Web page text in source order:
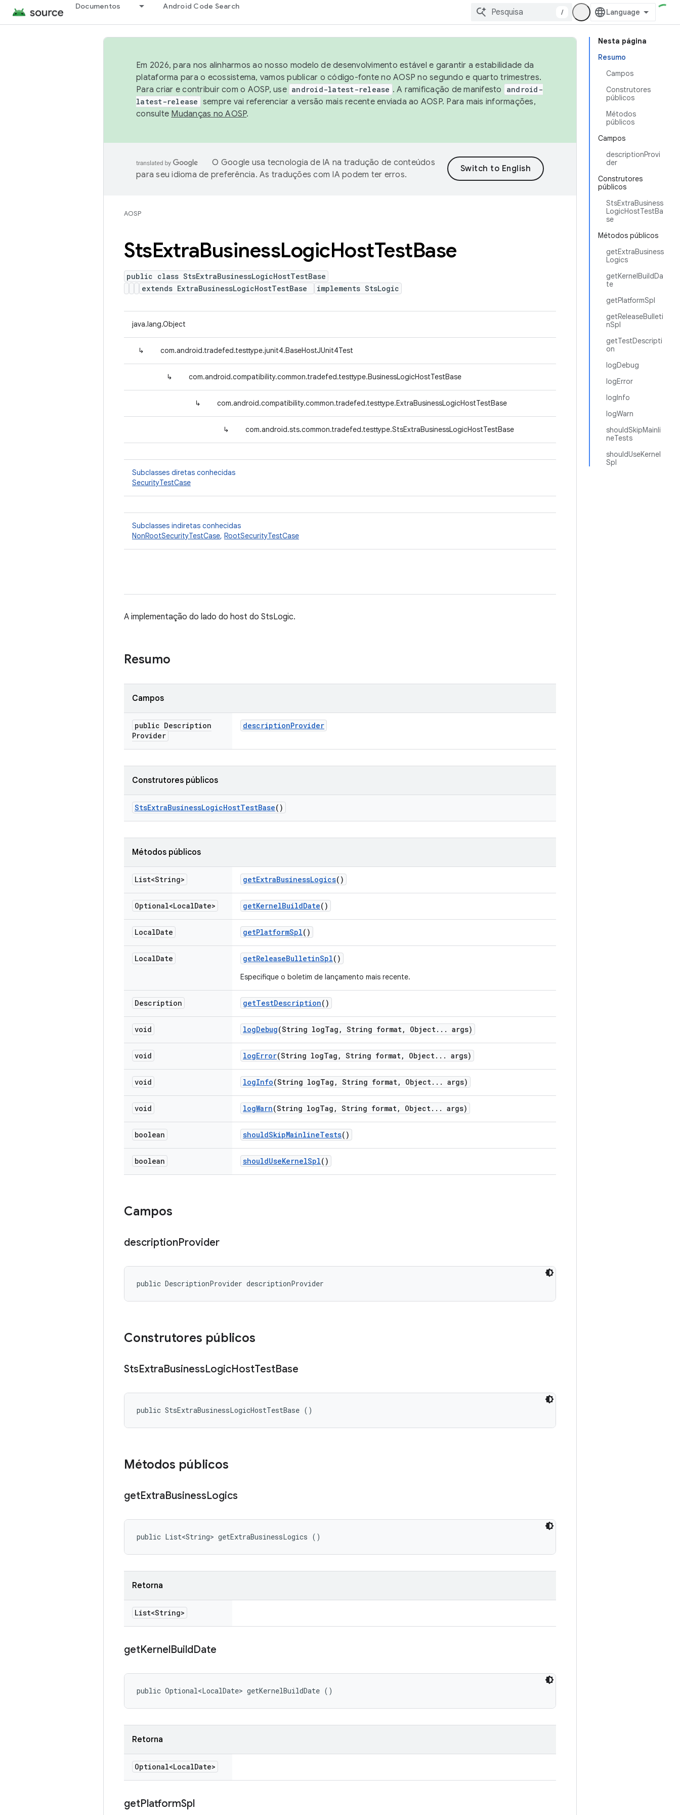
Documentos Android Code Search
/
Nesta página
Resumo
Campos
Construtores
públicos
Métodos
públicos
Campos
descriptionProvi
der
Construtores
públicos
StsExtraBusiness
LogicHostTestBa
se
Métodos públicos
getExtraBusiness
Logics
getKernelBuildDa
te
getPlatformSpl
getReleaseBulleti
nSpl
getTestDescripti
on
logDebug
logError
logInfo
logWarn
shouldSkipMainli
neTests
shouldUseKernel
Spl
Em 2026, para nos alinharmos ao nosso modelo de desenvolvimento estável e garantir a estabilidade da
plataforma para o ecossistema, vamos publicar o código-fonte no AOSP no segundo e quarto trimestres.
Para criar e contribuir com o AOSP, use android-latest-release . A ramificação de manifesto
android-
latest-release sempre vai referenciar a versão mais recente enviada ao AOSP. Para mais informações,
consulte Mudanças no AOSP.
O Google usa tecnologia de IA na tradução de conteúdos
para seu idioma de preferência. As traduções com IA podem ter erros.
AOSP
StsExtraBusinessLogicHostTestBase
public class StsExtraBusinessLogicHostTestBase
extends ExtraBusinessLogicHostTestBase
implements StsLogic
java.lang.Object
↳ com.android.tradefed.testtype.junit4.BaseHostJUnit4Test
↳ com.android.compatibility.common.tradefed.testtype.BusinessLogicHostTestBase
↳ com.android.compatibility.common.tradefed.testtype.ExtraBusinessLogicHostTestBase
↳ com.android.sts.common.tradefed.testtype.StsExtraBusinessLogicHostTestBase
Subclasses diretas conhecidas
SecurityTestCase
Subclasses indiretas conhecidas
NonRootSecurityTestCase, RootSecurityTestCase
A implementação do lado do host do StsLogic.
Resumo
Campos
public Description
Provider
descriptionProvider
Construtores públicos
StsExtraBusinessLogicHostTestBase()
Métodos públicos
List<String> getExtraBusinessLogics()
Optional<LocalDate> getKernelBuildDate()
LocalDate getPlatformSpl()
LocalDate getReleaseBulletinSpl()
Especifique o boletim de lançamento mais recente.
Description getTestDescription()
void logDebug(String logTag , String format, Object. . . args)
void logError(String logTag , String format, Object. . . args)
void logInfo(String logTag , String format, Object. . . args)
void logWarn(String logTag , String format, Object. . . args)
boolean shouldSkipMainlineTests()
boolean shouldUseKernelSpl()
Campos
descriptionProvider
public DescriptionProvider descriptionProvider
Construtores públicos
StsExtraBusinessLogicHostTestBase
public StsExtraBusinessLogicHostTestBase ()
Métodos públicos
getExtraBusinessLogics
public List<String> getExtraBusinessLogics ()
Retorna
List<String>
getKernelBuildDate
public Optional<LocalDate> getKernelBuildDate ()
Retorna
Optional<LocalDate>
getPlatformSpl